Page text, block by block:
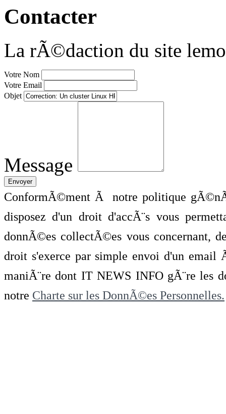
Contacter
La rÃ©daction du site
Votre Nom
Votre Email
Objet
Message
ConformÃ©ment Ã notre politique
disposez d'un droit d'accÃ¨s vous
donnÃ©es collectÃ©es vous concernant,
droit s'exerce par simple envoi d'un
maniÃ¨re dont IT NEWS INFO gÃ¨re les
notre Charte sur les DonnÃ©es Personnelles.